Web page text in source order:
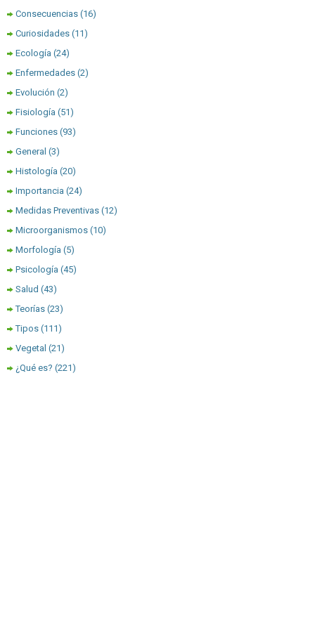
Consecuencias (16)
Curiosidades (11)
Ecología (24)
Enfermedades (2)
Evolución (2)
Fisiología (51)
Funciones (93)
General (3)
Histología (20)
Importancia (24)
Medidas Preventivas (12)
Microorganismos (10)
Morfología (5)
Psicología (45)
Salud (43)
Teorías (23)
Tipos (111)
Vegetal (21)
¿Qué es? (221)